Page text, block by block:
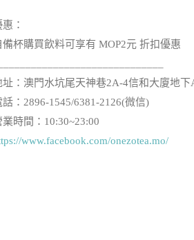
：
備杯購買飲料可享有 MOP2元 折扣優惠
址：澳門水坑尾天神巷2A-4信和大廈地
話：2896-1545/6381-2126(微信)
業時間：10:30~23:00
www.facebook.com/onezotea.mo/